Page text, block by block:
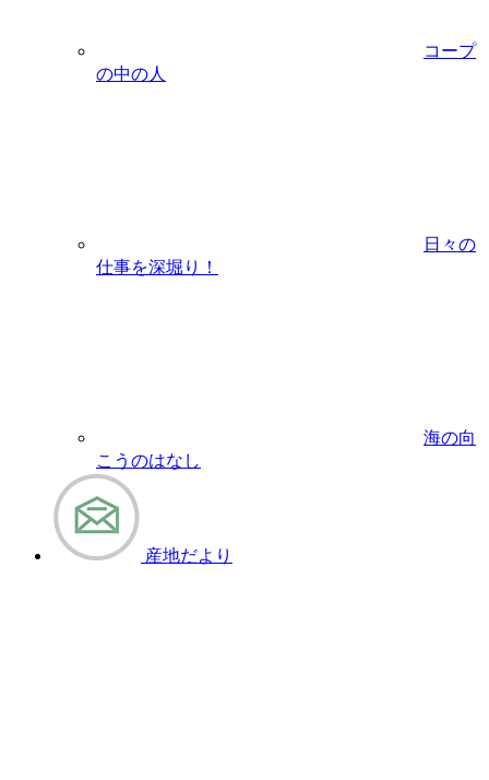
コープ
の中の人
日々の
仕事を深堀り！
海の向
こうのはなし
産地だより